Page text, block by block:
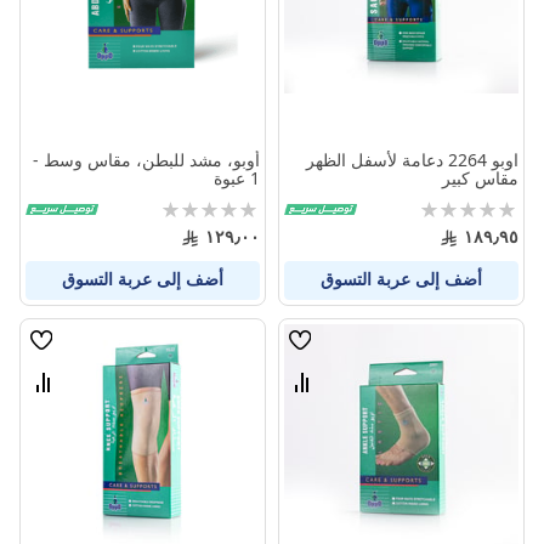
اوبو 2264 دعامة لأسفل الظهر
مقاس كبير
Rating:
0%
١٨٩٫٩٥
أضف إلى عربة التسوق
أوبو، مشد للبطن، مقاس وسط -
1 عبوة
Rating:
١٢٩٫٠٠
أضف إلى عربة التسوق
قائمة
قارن
قائمة
قارن